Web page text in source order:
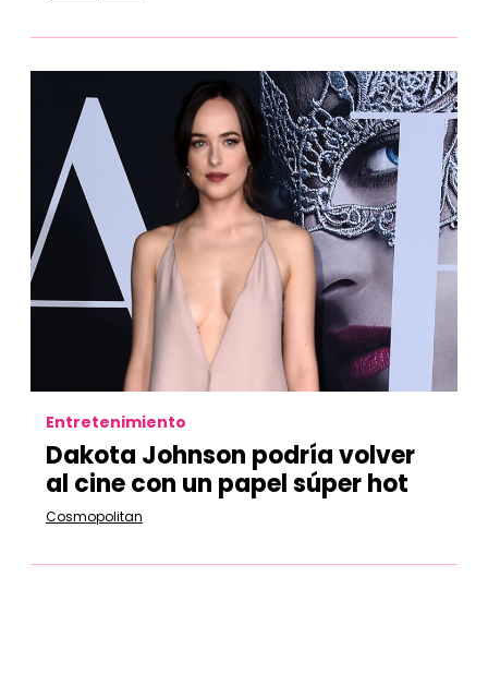
Entretenimiento
Dakota Johnson podría volver
al cine con un papel súper hot
Cosmopolitan